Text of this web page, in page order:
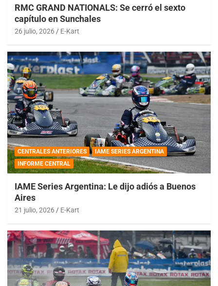
RMC GRAND NATIONALS: Se cerró el sexto
capítulo en Sunchales
26 julio, 2026 E-Kart
CENTRALES ANTERIORES
IAME SERIES ARGENTINA
INFORME CENTRAL
IAME Series Argentina: Le dijo adiós a Buenos
Aires
21 julio, 2026 E-Kart